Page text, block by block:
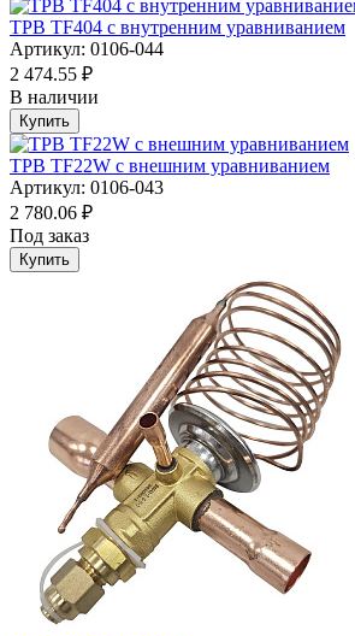
ТРВ TF404 с внутренним уравниванием
Артикул: 0106-044
2 474.55 ₽
В наличии
Купить
ТРВ TF22W с внешним уравниванием
Артикул: 0106-043
2 780.06 ₽
Под заказ
Купить